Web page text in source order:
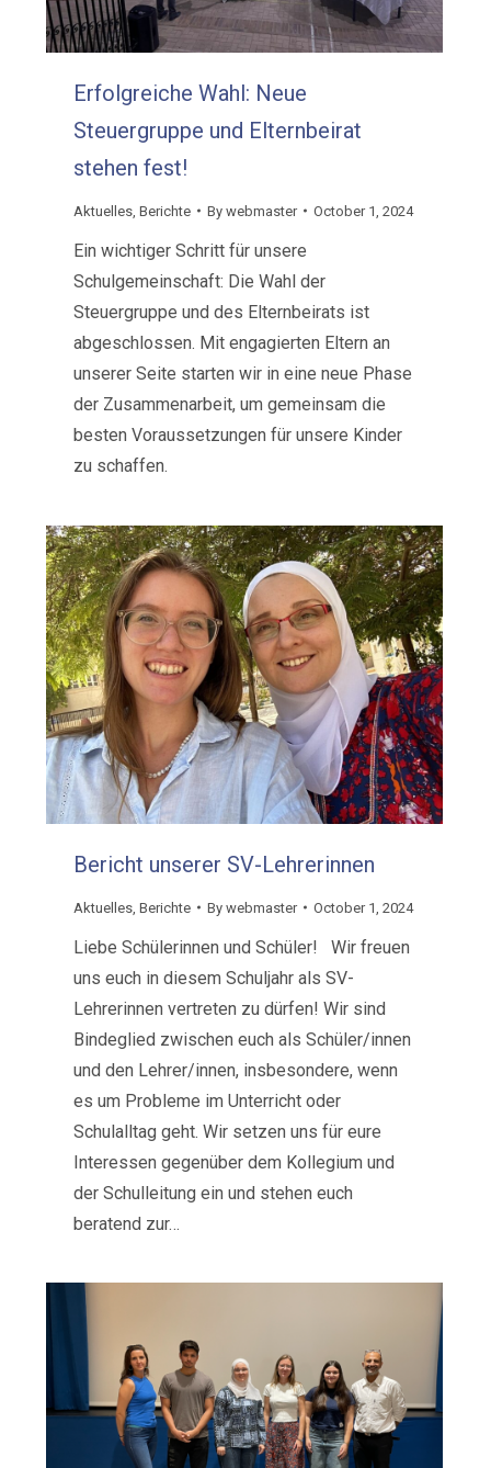
Erfolgreiche Wahl: Neue
Steuergruppe und Elternbeirat
stehen fest!
Aktuelles ,Berichte Bywebmaster October 1, 2024
Ein wichtiger Schritt für unsere
Schulgemeinschaft: Die Wahl der
Steuergruppe und des Elternbeirats ist
abgeschlossen. Mit engagierten Eltern an
unserer Seite starten wir in eine neue Phase
der Zusammenarbeit, um gemeinsam die
besten Voraussetzungen für unsere Kinder
zu schaffen.
Bericht unserer SV-Lehrerinnen
Aktuelles ,Berichte Bywebmaster October 1, 2024
Liebe Schülerinnen und Schüler! Wir freuen
uns euch in diesem Schuljahr als SV-
Lehrerinnen vertreten zu dürfen! Wir sind
Bindeglied zwischen euch als Schüler/innen
und den Lehrer/innen, insbesondere, wenn
es um Probleme im Unterricht oder
Schulalltag geht. Wir setzen uns für eure
Interessen gegenüber dem Kollegium und
der Schulleitung ein und stehen euch
beratend zur…